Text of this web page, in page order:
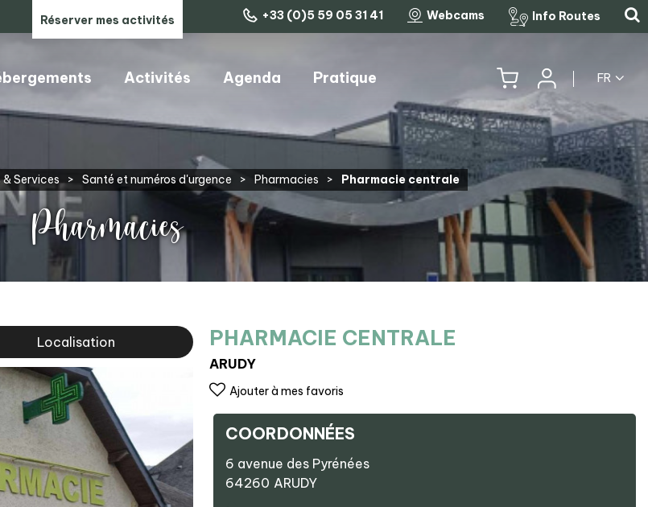
Réserver mes activités +33 (0)5 59 05 31 41 Webcams Info Routes
Activités Agenda Pratique FR
Services > Santé et numéros d'urgence > Pharmacies > Pharmacie centrale
Pharmacies
Localisation PHARMACIE CENTRALE
ARUDY
Ajouter à mes favoris
COORDONNÉES
6 avenue des Pyrénées
64260 ARUDY